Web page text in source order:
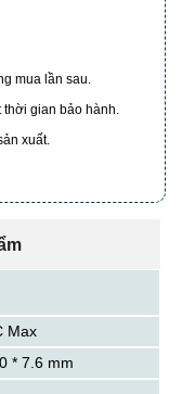
mua lần sau.
gian bảo hành.
xuất.
Max
* 7.6 mm